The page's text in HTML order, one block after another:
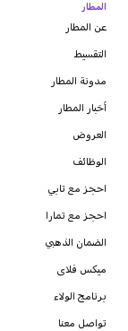
المطار
عن المطار
التقسيط
مدونة المطار
أخبار المطار
العروض
الوظائف
احجز مع تابي
احجز مع تمارا
الضمان الذهبي
ميكس فلاى
برنامج الولاء
تواصل معنا